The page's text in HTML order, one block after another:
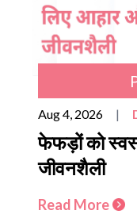
Aug 4, 2026 |
फेफड़ों को
जीवनशैली
Read More